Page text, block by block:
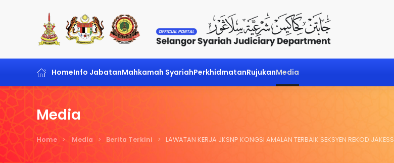
Skip to main content
HomeInfo JabatanMahkamah SyariahPerkhidmatanRujukanMedia
Media
Home Media Berita Terkini LAWATAN KERJA JKSNP KONGSI AMALAN TERBAIK SEKSYEN REKOD JAKESS